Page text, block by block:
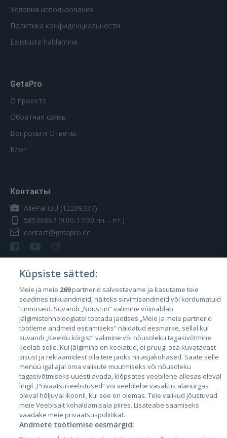
Условия использования
Политика конфиденциальности
Eelistuste haldamine
GetaPro
О проекте
Обратная связь
Вопросы и Ответы
Блог
Контакты
AllePal OÜ (12209337)
58536867 (9:00-17:00 пн. - пт.)
contact@getapro.ee
Страны
Эстония
Латвия
Литва
City24.lv CVbankas.lt
Küpsiste sätted:
Meie ja meie 269partnerid salvestavame ja kasutame teie
seadmes isikuandmeid, näiteks sirvimisandmeid või kordumatuid
tunnuseid. Suvandi „Nõustun” valimine võimaldab
jälgimistehnoloogiatel toetada jaotises „Meie ja meie partnerid
töötleme andmeid esitamiseks” näidatud eesmärke, sellal kui
suvandi „Keeldu kõigist” valimine või nõusoleku tagasivõtmine
keelab selle. Kui jälgimine on keelatud, ei pruugi osa kuvatavast
sisust ja reklaamidest olla teie jaoks nii asjakohased. Saate selle
menüü igal ajal oma valikute muutmiseks või nõusoleku
tagasivõtmiseks uuesti avada, klõpsates veebilehe allosas oleval
lingil „Privaatsuseelistused” või veebilehe vasakus alanurgas
oleval hõljuval ikoonil, kui see on olemas. Teie valikud jõustuvad
meie Veebisait kohaldamisala piires. Lisateabe saamiseks
vaadake meie privaatsuspoliitikat.
Andmete töötlemise eesmärgid: